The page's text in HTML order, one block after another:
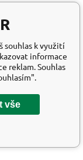
souhlas k využití
informace
reklam. Souhlas
vše